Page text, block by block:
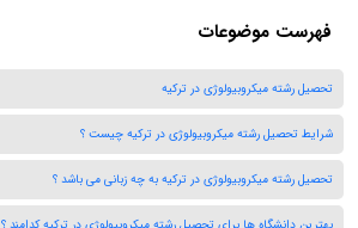
فهرست موضوعات
تحصیل رشته میکروبیولوژی در ترکیه
شرایط تحصیل رشته میکروبیولوژی در ترکیه چیست ؟
تحصیل رشته میکروبیولوژی در ترکیه به چه زبانی می باشد ؟